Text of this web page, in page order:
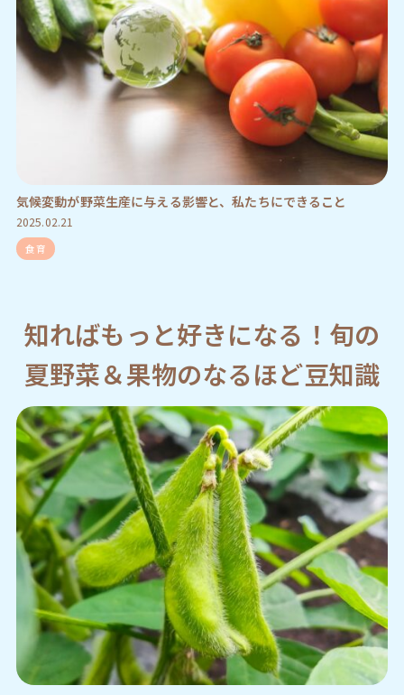
気候変動が野菜生産に与える影響と、私たちにできること
2025.02.21
食育
知ればもっと好きになる！旬の
夏野菜＆果物のなるほど豆知識